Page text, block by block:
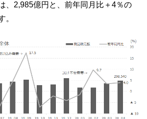
、2,985億円と、前年同月比＋4％の
。